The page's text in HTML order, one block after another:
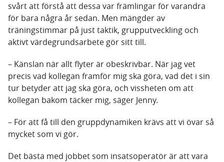
svårt att förstå att dessa var främlingar för varandra
för bara några år sedan. Men mängder av
träningstimmar på just taktik, grupputveckling och
aktivt värdegrundsarbete gör sitt till.
– Känslan när allt flyter är obeskrivbar. När jag vet
precis vad kollegan framför mig ska göra, vad det i sin
tur betyder att jag ska göra, och vissheten om att
kollegan bakom täcker mig, säger Jenny.
– För att få till den gruppdynamiken krävs att vi övar så
mycket som vi gör.
Det bästa med jobbet som insatsoperatör är att vara